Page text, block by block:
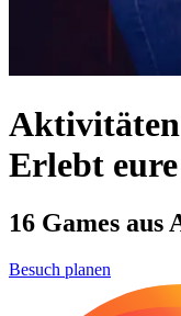
Erlebt eure
16 Games
Besuch planen